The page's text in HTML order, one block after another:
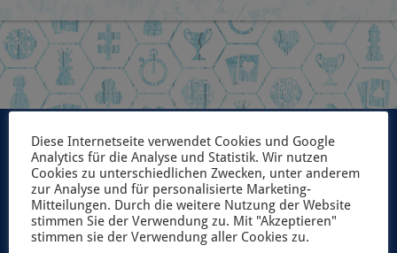
UNSER NEWSLETTER
Möchtest du immer als erster über unsere
Diese Internetseite verwendet Cookies und Google
Analytics für die Analyse und Statistik. Wir nutzen
Cookies zu unterschiedlichen Zwecken, unter anderem
zur Analyse und für personalisierte Marketing-
Mitteilungen. Durch die weitere Nutzung der Website
stimmen Sie der Verwendung zu. Mit "Akzeptieren"
stimmen sie der Verwendung aller Cookies zu.